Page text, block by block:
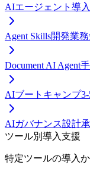
AIエージェント導
Agent Skills開発業
Document AI Agent
AIブートキャンプ
AIガバナンス設計
ツール別導入支援
特定ツールの導入